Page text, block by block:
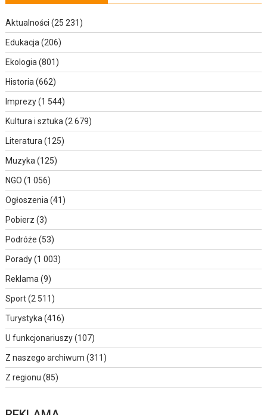
Aktualności (25 231)
Edukacja (206)
Ekologia (801)
Historia (662)
Imprezy(1 544)
Kultura i sztuka (2 679)
Literatura (125)
Muzyka (125)
NGO (1 056)
Ogłoszenia (41)
Pobierz (3)
Podróże (53)
Porady(1 003)
Reklama (9)
Sport(2 511)
Turystyka (416)
U funkcjonariuszy(107)
Z naszego archiwum (311)
Z regionu (85)